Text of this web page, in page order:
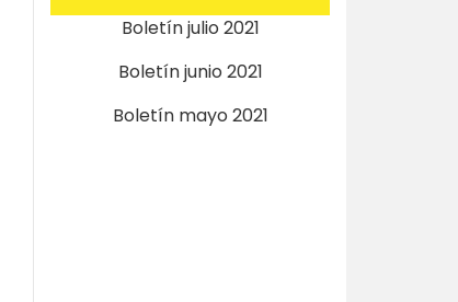
Boletín julio 2021
Boletín junio 2021
Boletín mayo 2021